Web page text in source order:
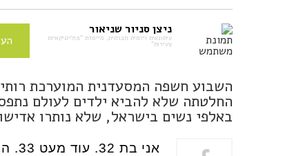
ניצן סניור שניאור
עיתונאית ויזמית חברתית, מייסדת "פוליטיקאיות
צעירות"
החלטתה שלא להביא ילדים לעולם
באלפי נשים בישראל, שלא נותרו
אני בת 32. עוד מעט 33. הווידוי של